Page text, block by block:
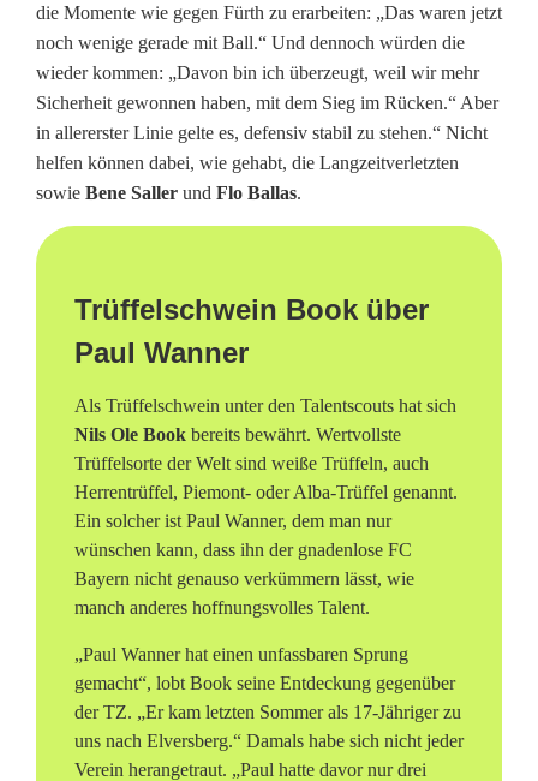
die Momente wie gegen Fürth zu erarbeiten: „Das waren jetzt
noch wenige gerade mit Ball.“ Und dennoch würden die
wieder kommen: „Davon bin ich überzeugt, weil wir mehr
Sicherheit gewonnen haben, mit dem Sieg im Rücken.“ Aber
in allererster Linie gelte es, defensiv stabil zu stehen.“ Nicht
helfen können dabei, wie gehabt, die Langzeitverletzten
sowie Bene Saller und Flo Ballas.
Trüffelschwein Book über
Paul Wanner
Als Trüffelschwein unter den Talentscouts hat sich
Nils Ole Book bereits bewährt. Wertvollste
Trüffelsorte der Welt sind weiße Trüffeln, auch
Herrentrüffel, Piemont- oder Alba-Trüffel genannt.
Ein solcher ist Paul Wanner, dem man nur
wünschen kann, dass ihn der gnadenlose FC
Bayern nicht genauso verkümmern lässt, wie
manch anderes hoffnungsvolles Talent.
„Paul Wanner hat einen unfassbaren Sprung
gemacht“, lobt Book seine Entdeckung gegenüber
der TZ. „Er kam letzten Sommer als 17-Jähriger zu
uns nach Elversberg.“ Damals habe sich nicht jeder
Verein herangetraut. „Paul hatte davor nur drei